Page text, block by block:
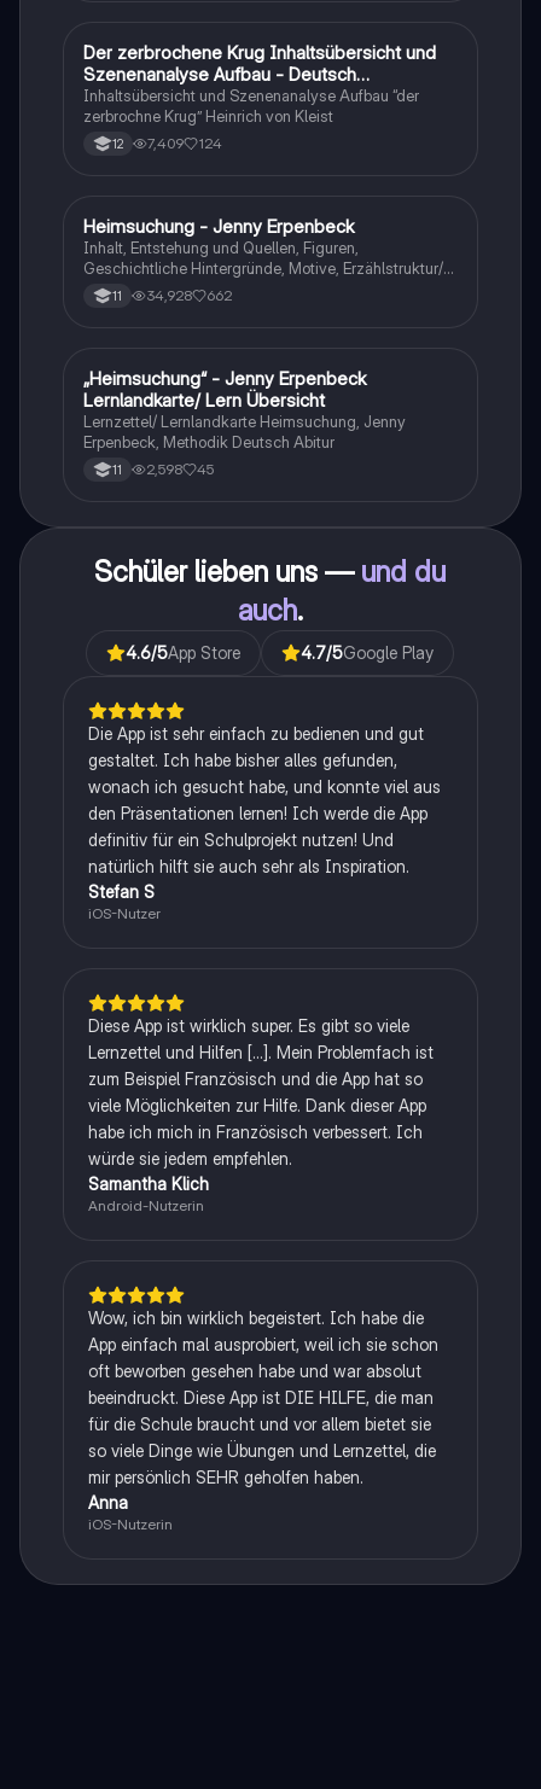
Deutsch
Der zerbrochene Krug Inhaltsübersicht und
Szenenanalyse Aufbau - Deutsch
Q1/Q2/Abitur
Inhaltsübersicht und Szenenanalyse Aufbau “der
zerbrochne Krug” Heinrich von Kleist
12 7,409 124
Deutsch
Heimsuchung - Jenny Erpenbeck
Inhalt, Entstehung und Quellen, Figuren,
Geschichtliche Hintergründe, Motive, Erzählstruktur/-
stil 11 34,928 662
Deutsch
„Heimsuchung“ - Jenny Erpenbeck
Lernlandkarte/ Lern Übersicht
Lernzettel/ Lernlandkarte Heimsuchung, Jenny
Erpenbeck, Methodik Deutsch Abitur
11 2,598 45
Schüler lieben uns — und du
auch.
4.6/5App Store 4.7/5Google Play
Die App ist sehr einfach zu bedienen und gut
gestaltet. Ich habe bisher alles gefunden,
wonach ich gesucht habe, und konnte viel aus
den Präsentationen lernen! Ich werde die App
definitiv für ein Schulprojekt nutzen! Und
natürlich hilft sie auch sehr als Inspiration.
Stefan S
iOS-Nutzer
Diese App ist wirklich super. Es gibt so viele
Lernzettel und Hilfen [...]. Mein Problemfach ist
zum Beispiel Französisch und die App hat so
viele Möglichkeiten zur Hilfe. Dank dieser App
habe ich mich in Französisch verbessert. Ich
würde sie jedem empfehlen.
Samantha Klich
Android-Nutzerin
Wow, ich bin wirklich begeistert. Ich habe die
App einfach mal ausprobiert, weil ich sie schon
oft beworben gesehen habe und war absolut
beeindruckt. Diese App ist DIE HILFE, die man
für die Schule braucht und vor allem bietet sie
so viele Dinge wie Übungen und Lernzettel, die
mir persönlich SEHR geholfen haben.
Anna
iOS-Nutzerin